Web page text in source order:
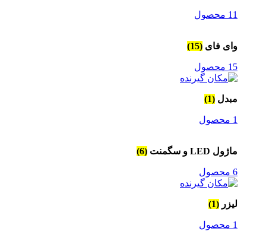
11 محصول
وای فای (15)
15 محصول
مبدل (1)
1 محصول
ماژول LED و سگمنت (6)
6 محصول
لیزر (1)
1 محصول